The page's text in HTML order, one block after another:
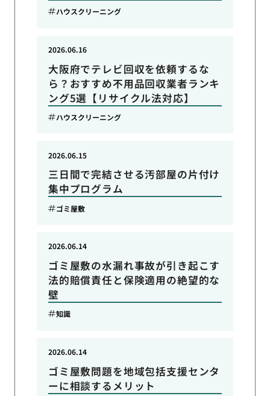
ハウスクリーニング
大阪府でテレビ回収を依頼するな
ら？おすすめ不用品回収業者ランキ
ング5選【リサイクル法対応】
2026.06.16
ハウスクリーニング
三日間で完結させる汚部屋の片付け
集中プログラム
2026.06.15
ゴミ屋敷
ゴミ屋敷の水漏れ事故が引き起こす
法的賠償責任と保険適用の絶望的な
壁
2026.06.14
知識
ゴミ屋敷問題を地域包括支援センタ
ーに相談するメリット
2026.06.14